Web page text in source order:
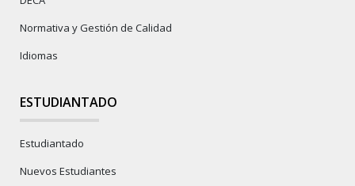
Normativa y Gestión de Calidad
Idiomas
ESTUDIANTADO
Estudiantado
Nuevos Estudiantes